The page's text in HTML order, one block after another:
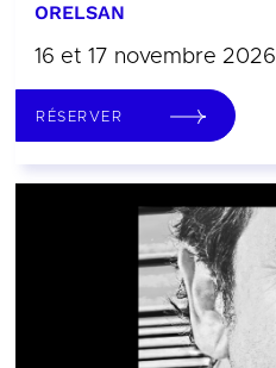
ORELSAN
16 et 17 novembre 2026
RÉSERVER